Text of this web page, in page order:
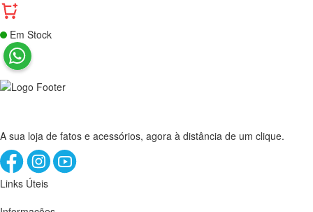
Em Stock
A sua loja de fatos e acessórios, agora à distância de um clique.
Links Úteis